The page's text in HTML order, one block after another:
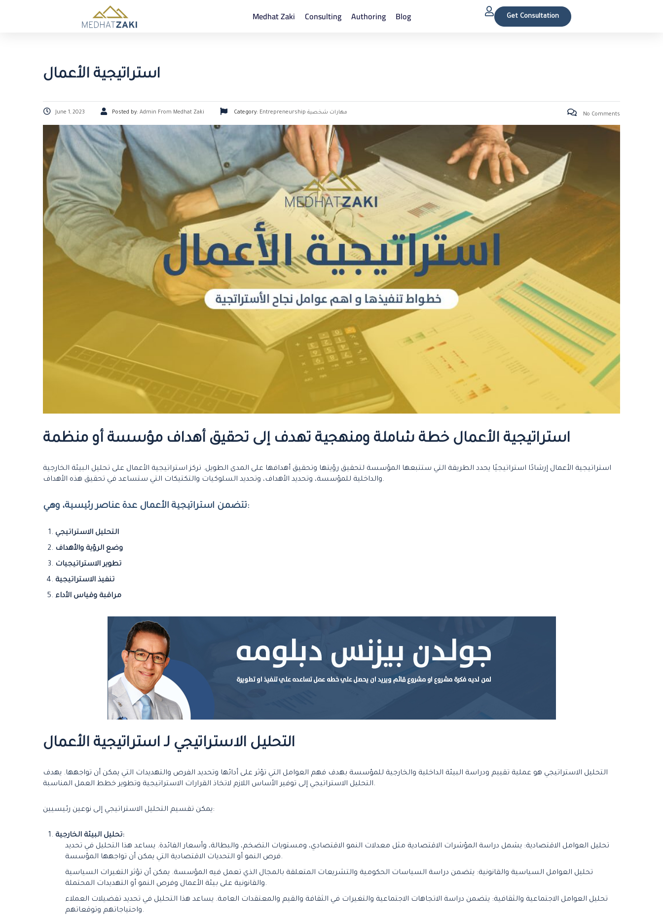
Medhat Zaki Consulting Authoring Blog Get Consultation
استراتيجية الأعمال
June 1, 2023 Posted by: Admin From Medhat Zaki Category: Entrepreneurship مهارات شخصية No Comments
استراتيجية الأعمال خطة شاملة ومنهجية تهدف إلى تحقيق أهداف مؤسسة أو منظمة
استراتيجية الأعمال إرشادًا استراتيجيًا يحدد الطريقة التي ستتبعها المؤسسة لتحقيق رؤيتها وتحقيق أهدافها على المدى الطويل. تركز استراتيجية الأعمال على تحليل البيئة الخارجية
والداخلية للمؤسسة، وتحديد الأهداف، وتحديد السلوكيات والتكتيكات التي ستساعد في تحقيق هذه الأهداف.
تتضمن استراتيجية الأعمال عدة عناصر رئيسية، وهي:
التحليل الاستراتيجي
وضع الرؤية والأهداف
تطوير الاستراتيجيات
تنفيذ الاستراتيجية
مراقبة وقياس الأداء
التحليل الاستراتيجي لـ استراتيجية الأعمال
التحليل الاستراتيجي هو عملية تقييم ودراسة البيئة الداخلية والخارجية للمؤسسة بهدف فهم العوامل التي تؤثر على أدائها وتحديد الفرص والتهديدات التي يمكن أن تواجهها. يهدف
التحليل الاستراتيجي إلى توفير الأساس اللازم لاتخاذ القرارات الاستراتيجية وتطوير خطط العمل المناسبة.
يمكن تقسيم التحليل الاستراتيجي إلى نوعين رئيسيين:
تحليل البيئة الخارجية:
تحليل العوامل الاقتصادية: يشمل دراسة المؤشرات الاقتصادية مثل معدلات النمو الاقتصادي، ومستويات التضخم، والبطالة، وأسعار الفائدة. يساعد هذا التحليل في تحديد
فرص النمو أو التحديات الاقتصادية التي يمكن أن تواجهها المؤسسة.
تحليل العوامل السياسية والقانونية: يتضمن دراسة السياسات الحكومية والتشريعات المتعلقة بالمجال الذي تعمل فيه المؤسسة. يمكن أن تؤثر التغيرات السياسية
والقانونية على بيئة الأعمال وفرص النمو أو التهديدات المحتملة.
تحليل العوامل الاجتماعية والثقافية: يتضمن دراسة الاتجاهات الاجتماعية والتغيرات في الثقافة والقيم والمعتقدات العامة. يساعد هذا التحليل في تحديد تفضيلات العملاء
واحتياجاتهم وتوقعاتهم.